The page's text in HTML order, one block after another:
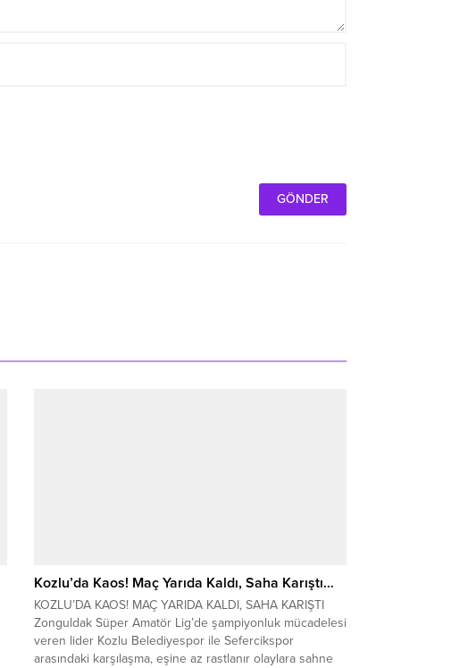
Kozlu’da Kaos! Maç Yarıda Kaldı, Saha Karıştı…
KOZLU’DA KAOS! MAÇ YARIDA KALDI, SAHA KARIŞTI
Zonguldak Süper Amatör Lig’de şampiyonluk mücadelesi
veren lider Kozlu Belediyespor ile Sefercikspor
arasındaki karşılaşma, eşine az rastlanır olaylara sahne